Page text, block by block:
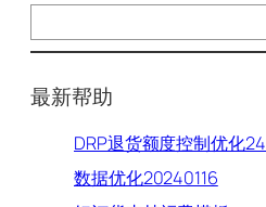
索
最新帮助
DRP退货额度控制优化
数据优化20240116